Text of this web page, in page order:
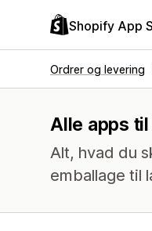
Shopify App
Ordrer og levering
Alle apps
Alt, hvad du
emballage til